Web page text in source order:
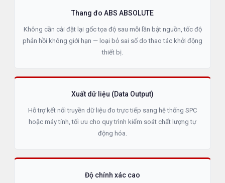
Thang đo ABS ABSOLUTE
Không cần cài đặt lại gốc tọa độ sau mỗi lần bật nguồn, tốc độ
phản hồi không giới hạn — loại bỏ sai số do thao tác khởi động
thiết bị.
Xuất dữ liệu (Data Output)
Hỗ trợ kết nối truyền dữ liệu đo trực tiếp sang hệ thống SPC
hoặc máy tính, tối ưu cho quy trình kiểm soát chất lượng tự
động hóa.
Độ chính xác cao